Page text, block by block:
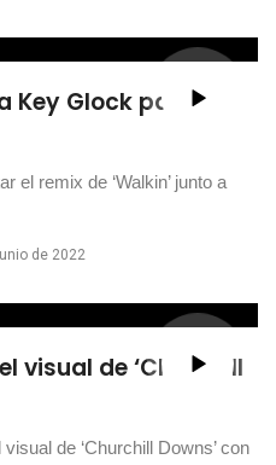
Glock para el
el remix de ‘Walkin’ junto a
de 2022
visual de ‘Churchill
de ‘Churchill Downs’ con